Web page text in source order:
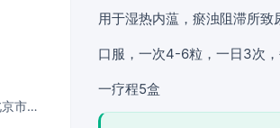
北京市肛肠医院(北京市二龙路医院)
用于湿热内蕰，瘀浊阻滞所
口服，一次4-6粒，一日3次
一疗程5盒